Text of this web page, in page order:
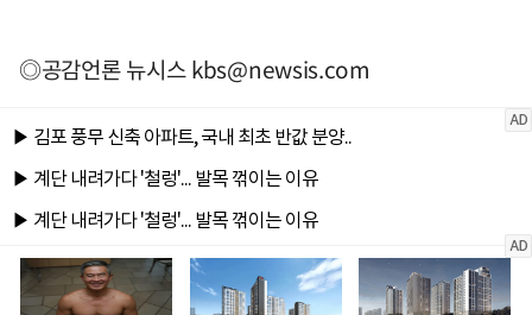
◎공감언론 뉴시스kbs@newsis.com